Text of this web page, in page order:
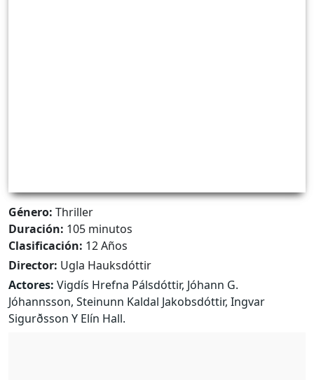
Género: Thriller
Duración: 105 minutos
Clasificación: 12 Años
Director: Ugla Hauksdóttir
Actores: Vigdís Hrefna Pálsdóttir, Jóhann G.
Jóhannsson, Steinunn Kaldal Jakobsdóttir, Ingvar
Sigurðsson Y Elín Hall.